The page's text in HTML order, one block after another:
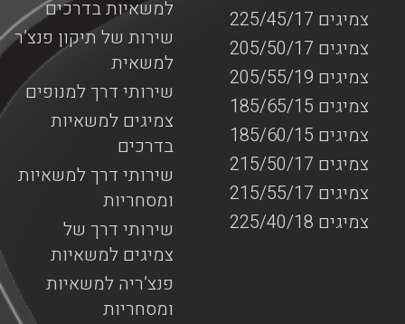
למשאיות בדרכים
שירות של תיקון פנצ’ר
למשאית
שירותי דרך למנופים
צמיגים למשאיות
בדרכים
שירותי דרך למשאיות
ומסחריות
שירותי דרך של
צמיגים למשאיות
פנצ’ריה למשאיות
ומסחריות
צמיגים 225/45/17
צמיגים 205/50/17
צמיגים 205/55/19
צמיגים 185/65/15
צמיגים 185/60/15
צמיגים 215/50/17
צמיגים 215/55/17
צמיגים 225/40/18